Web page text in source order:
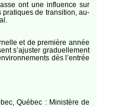
ont une influence sur
pratiques de transition, au-
et de première année
s’ajuster graduellement
dès l’entrée
Québec : Ministère de